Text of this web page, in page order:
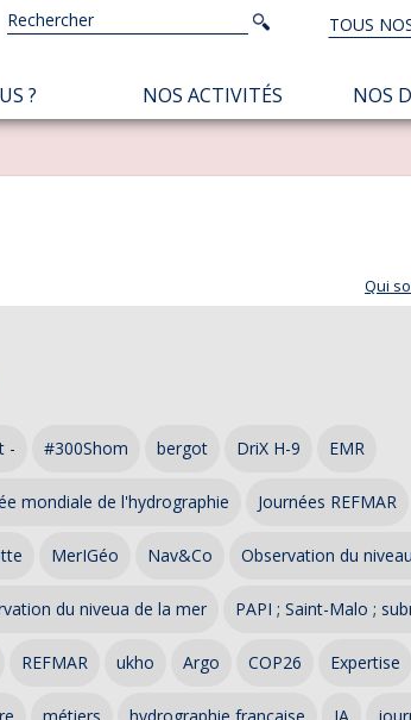
TOUS
NOS
SITES
TOUS
Rechercher
Rechercher
? NOS ACTIVITÉS NOS
Qui
- #300Shom bergot DriX H-9 EMR
mondiale de l'hydrographie Journées REFMAR
MerIGéo Nav&Co Observation du
du niveua de la mer PAPI ; Saint-Malo ;
REFMAR ukho Argo COP26 Expertise